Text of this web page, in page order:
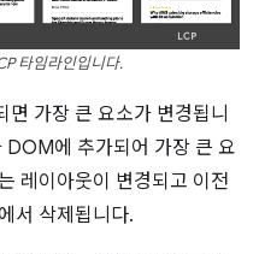
타임라인입니다.
가장 큰 요소가 변경됩니
DOM에 추가되어 가장 큰 요
레이아웃이 변경되고 이전
서 삭제됩니다.